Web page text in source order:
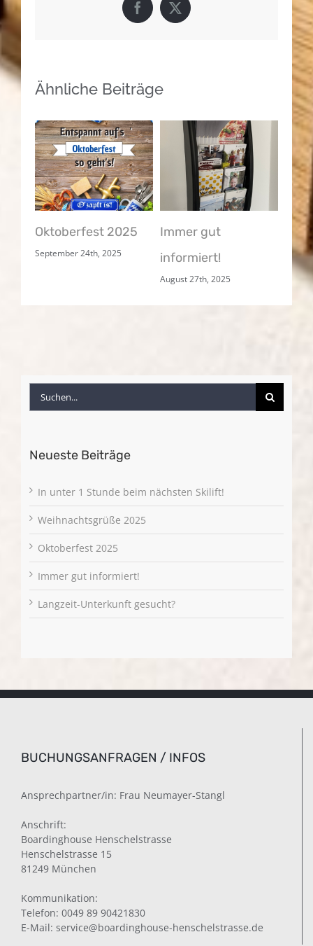
Facebook
X
Ähnliche Beiträge
Oktoberfest 2025
September 24th, 2025
Immer gut
informiert!
August 27th, 2025
nach:
Neueste Beiträge
In unter 1 Stunde beim nächsten Skilift!
Weihnachtsgrüße 2025
Oktoberfest 2025
Immer gut informiert!
Langzeit-Unterkunft gesucht?
BUCHUNGSANFRAGEN / INFOS
Ansprechpartner/in: Frau Neumayer-Stangl
Anschrift:
Boardinghouse Henschelstrasse
Henschelstrasse 15
81249 München
Kommunikation:
Telefon: 0049 89 90421830
E-Mail: service@boardinghouse-henschelstrasse.de